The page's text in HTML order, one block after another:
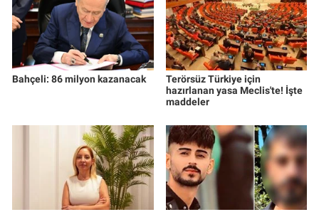
Bahçeli: 86 milyon kazanacak
Terörsüz Türkiye için
hazırlanan yasa Meclis'te! İşte
maddeler